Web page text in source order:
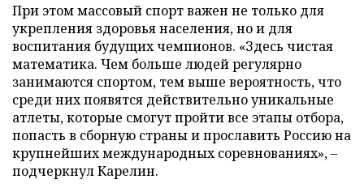
При этом массовый спорт важен не только для
укрепления здоровья населения, но и для
воспитания будущих чемпионов. «Здесь чистая
математика. Чем больше людей регулярно
занимаются спортом, тем выше вероятность, что
среди них появятся действительно уникальные
атлеты, которые смогут пройти все этапы отбора,
попасть в сборную страны и прославить Россию на
крупнейших международных соревнованиях», –
подчеркнул Карелин.